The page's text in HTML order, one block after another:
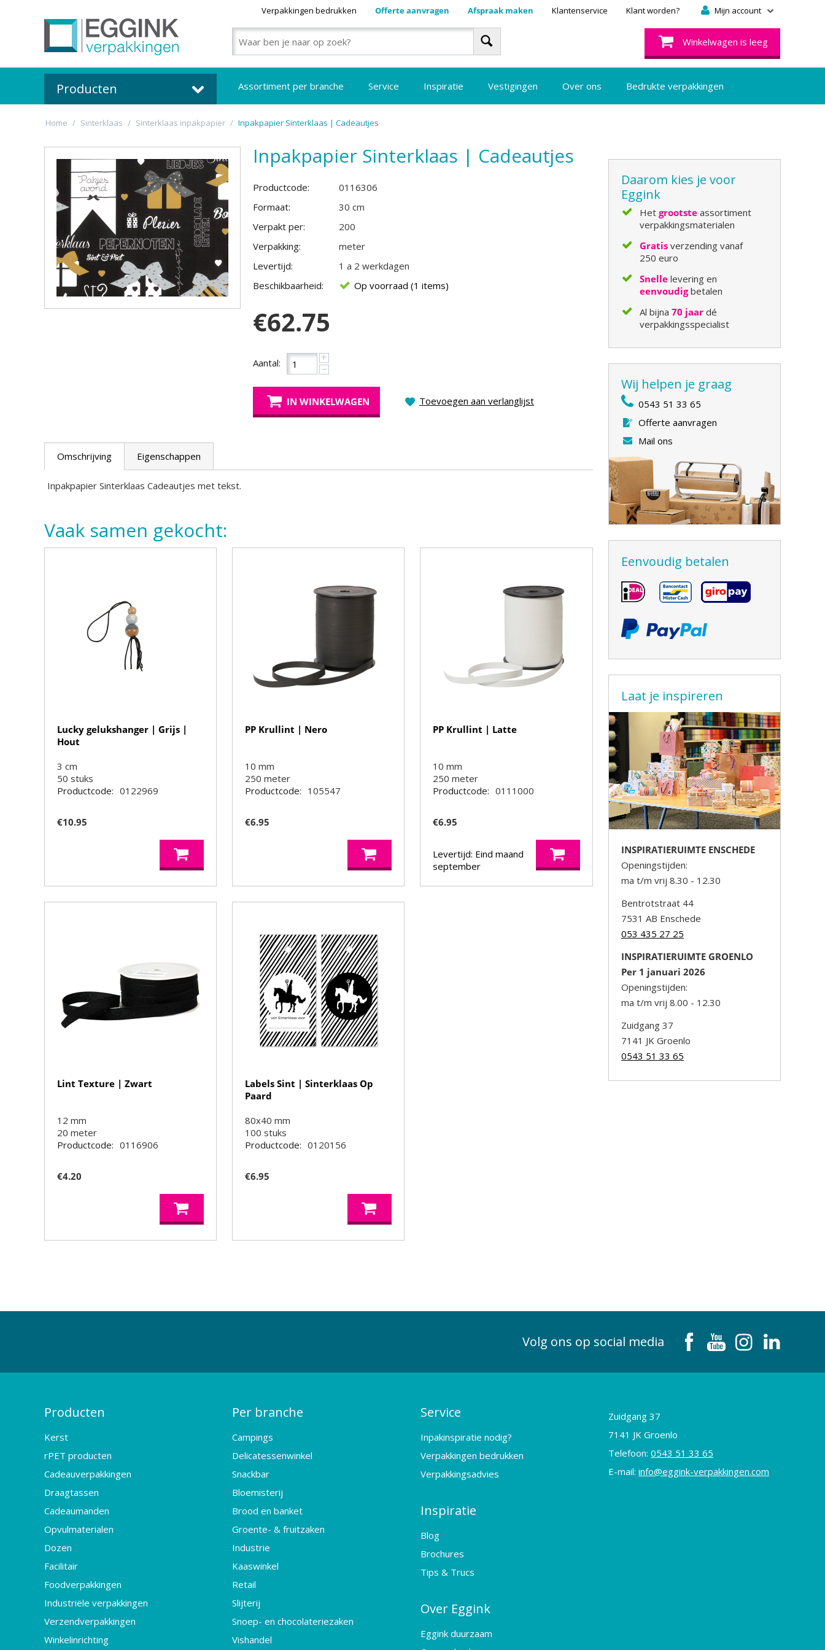
Mijn account
Verpakkingen bedrukken Offerte aanvragen Afspraak maken Klantenservice Klant worden?
Winkelwagen is leeg
Producten Assortiment per branche Service Inspiratie Vestigingen Over ons Bedrukte verpakkingen
Home / Sinterklaas / Sinterklaas inpakpapier / Inpakpapier Sinterklaas | Cadeautjes
Inpakpapier Sinterklaas | Cadeautjes
Productcode:
0116306
Formaat:
30 cm
Verpakt per:
200
Verpakking:
meter
Levertijd:
1 a 2 werkdagen
Beschikbaarheid:
Op voorraad (1 items)
€62.75
Aantal:
+
−
IN WINKELWAGEN Toevoegen aan verlanglijst
Omschrijving Eigenschappen
Inpakpapier Sinterklaas Cadeautjes met tekst.
Vaak samen gekocht:
Lucky gelukshanger | Grijs |
Hout
3 cm
50 stuks
Productcode: 0122969
€10.95
PP Krullint | Nero
10 mm
250meter
Productcode: 105547
€6.95
PP Krullint | Latte
10 mm
250meter
Productcode: 0111000
€6.95
Levertijd: Eind maand
september
Lint Texture | Zwart
12 mm
20 meter
Productcode: 0116906
€4.20
Labels Sint | Sinterklaas Op
Paard
80x40 mm
100stuks
Productcode: 0120156
€6.95
Daarom kies je voor
Eggink
Hetgrootste assortiment
verpakkingsmaterialen
Gratis verzending vanaf
250 euro
Snelle levering en
eenvoudigbetalen
Al bijna70 jaar dé
verpakkingsspecialist
Wij helpen je graag
0543 51 33 65
Offerte aanvragen
Mail ons
Eenvoudig betalen
Laat je inspireren
INSPIRATIERUIMTE ENSCHEDE
Openingstijden:
ma t/m vrij 8.30 - 12.30
Bentrotstraat 44
7531 AB Enschede
053 435 27 25
INSPIRATIERUIMTE GROENLO
Per 1 januari 2026
Openingstijden:
ma t/m vrij 8.00 - 12.30
Zuidgang 37
7141 JK Groenlo
0543 51 33 65
Volg ons op social media
Producten
Kerst
rPET producten
Cadeauverpakkingen
Draagtassen
Cadeaumanden
Opvulmaterialen
Dozen
Facilitair
Foodverpakkingen
Industriële verpakkingen
Verzendverpakkingen
Winkelinrichting
Per branche
Campings
Delicatessenwinkel
Snackbar
Bloemisterij
Brood en banket
Groente- & fruitzaken
Industrie
Kaaswinkel
Retail
Slijterij
Snoep- en chocolateriezaken
Vishandel
Service
Inpakinspiratie nodig?
Verpakkingen bedrukken
Verpakkingsadvies
Inspiratie
Blog
Brochures
Tips & Trucs
Over Eggink
Eggink duurzaam
Zuidgang 37
7141 JK Groenlo
Telefoon:0543 51 33 65
E-mail:info@eggink-verpakkingen.com